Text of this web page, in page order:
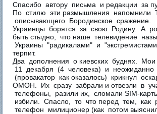
Спасибо автору письма и редакции за
По стилю эти размышления напомнили
описывающего Бородинское сражение.
Украинцы борятся за свою Родину. А
быть стыдно, что наше телевидение
Украины "радикалами" и
терпит.
Два дополнения о киевских буднях.
11 декабря (4 человека) и неожиданно
(провакатор как оказалось) крикнул
ОМОН. Их сразу забрали и отвезли в
телефоны, разили их, сломали SIM-
избили. Спасло, то что перед тем, как
телефон милиционер (как потом